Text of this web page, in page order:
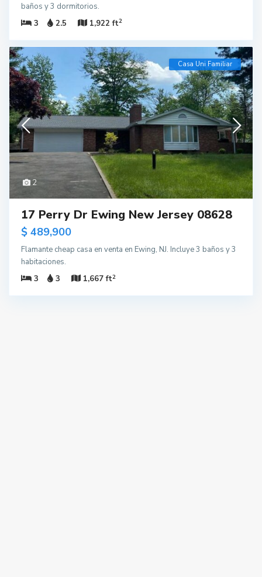
baños y 3 dormitorios.
3
2.5 1,922 ft2
2
Casa Uni Familiar
17 Perry Dr Ewing New Jersey 08628
$ 489,900
Flamante cheap casa en venta en Ewing, NJ. Incluye 3 baños y 3
habitaciones.
3
3 1,667 ft2